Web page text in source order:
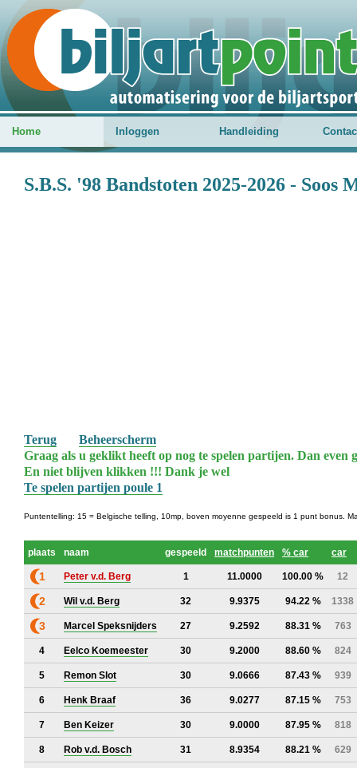
Home Inloggen Handleiding
S.B.S. '98 Bandstoten 2025-2026 - Soos
Terug
Beheerscherm
Graag als u geklikt heeft op nog te spelen partijen. Dan even
En niet blijven klikken !!! Dank je wel
Te spelen partijen poule 1
Puntentelling: 15 = Belgische telling, 10mp, boven moyenne gespeeld is 1 punt bonus.
plaats naam gespeeld matchpunten % car car
1 Peter v.d. Berg 1 11.0000 100.00 % 12
2 Wil v.d. Berg 32 9.9375 94.22 % 1338
3 Marcel Speksnijders 27 9.2592 88.31 % 763
4 Eelco Koemeester 30 9.2000 88.60 % 824
5 Remon Slot 30 9.0666 87.43 % 939
6 Henk Braaf 36 9.0277 87.15 % 753
7 Ben Keizer 30 9.0000 87.95 % 818
8 Rob v.d. Bosch 31 8.9354 88.21 % 629